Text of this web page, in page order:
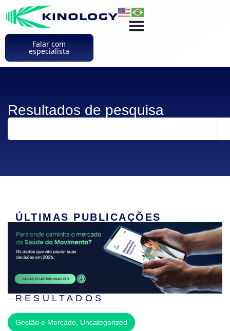
Falar com
especialista
Resultados de pesquisa
ÚLTIMAS PUBLICAÇÕES
RESULTADOS
Gestão e Mercado, Uncategorized